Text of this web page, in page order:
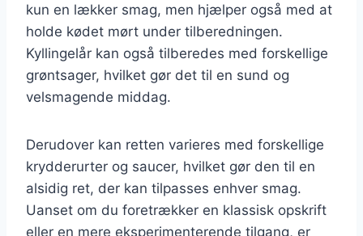
kun en lækker smag, men hjælper også med at
holde kødet mørt under tilberedningen.
Kyllingelår kan også tilberedes med forskellige
grøntsager, hvilket gør det til en sund og
velsmagende middag.
Derudover kan retten varieres med forskellige
krydderurter og saucer, hvilket gør den til en
alsidig ret, der kan tilpasses enhver smag.
Uanset om du foretrækker en klassisk opskrift
eller en mere eksperimenterende tilgang, er